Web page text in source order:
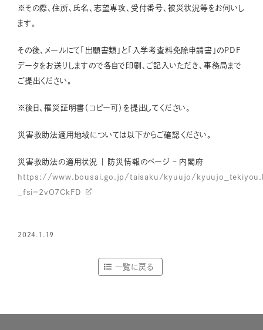
※その際、住所、氏名、志望専攻、受付番号、被災状況等をお伺いし
ます。
その後、メールにて「出願書類」と「入学考査料免除申請書」のPDF
データをお送りしますので各自で印刷、ご記入いただき、事務局まで
ご提出ください。
※後日、罹災証明書（コピー可）を提出してください。
災害救助法適用地域については以下からご確認ください。
災害救助法の適用状況 ｜ 防災情報のページ – 内閣府
https://www.bousai.go.jp/taisaku/kyuujo/
_fsi=2vO7CkFD
2024.1.19
一覧に戻る